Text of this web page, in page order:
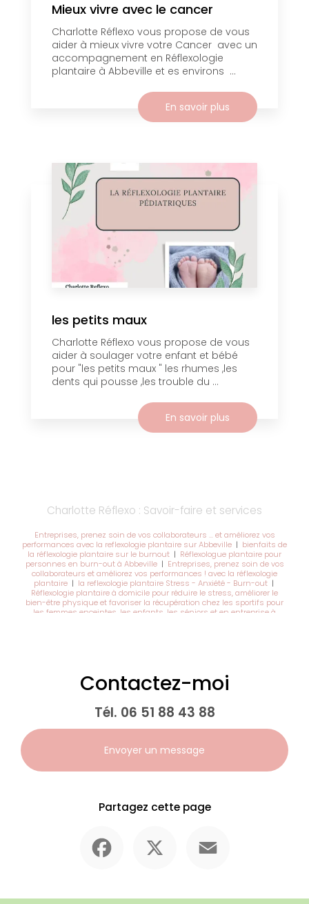
Mieux vivre avec le cancer
Charlotte Réflexo vous propose de vous
aider à mieux vivre votre Cancer avec un
accompagnement en Réflexologie
plantaire à Abbeville et es environs ...
En savoir plus
les petits maux
Charlotte Réflexo vous propose de vous
aider à soulager votre enfant et bébé
pour "les petits maux " les rhumes ,les
dents qui pousse ,les trouble du ...
En savoir plus
Charlotte Réflexo : Savoir-faire et services
Entreprises, prenez soin de vos collaborateurs … et améliorez vos
performances avec la reflexologie plantaire sur Abbeville | bienfaits de
la réflexologie plantaire sur le burnout | Réflexologue plantaire pour
personnes en burn-out à Abbeville| Entreprises, prenez soin de vos
collaborateurs et améliorez vos performances ! avec la réflexologie
plantaire | la reflexologie plantaire Stress - Anxiété - Burn-out|
Réflexologie plantaire à domicile pour réduire le stress, améliorer le
bien-être physique et favoriser la récupération chez les sportifs pour
les femmes enceintes, les enfants, les séniors et en entreprise à
Contactez-moi
Tél. 06 51 88 43 88
Envoyer un message
Partagez cette page